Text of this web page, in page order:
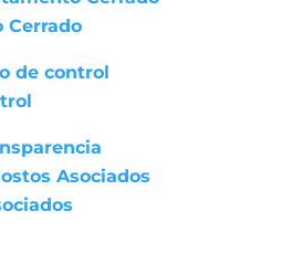
Cerrado
de control
Asociados